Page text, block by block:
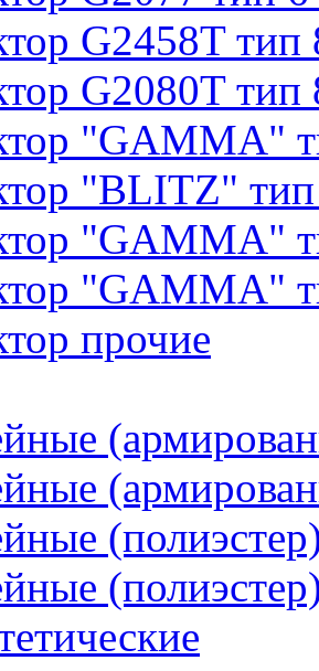
G2458T тип
G2080T тип
"GAMMA"
"BLITZ"
"GAMMA"
"GAMMA"
прочие